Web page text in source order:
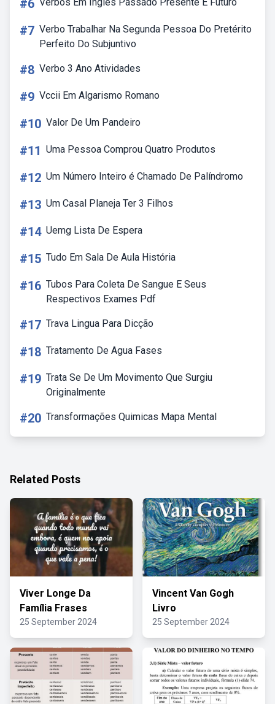
#6
#7 Verbo Trabalhar Na Segunda Pessoa Do Pretérito
Perfeito Do Subjuntivo
#8 Verbo 3 Ano Atividades
#9 Vccii Em Algarismo Romano
#10 Valor De Um Pandeiro
#11 Uma Pessoa Comprou Quatro Produtos
#12 Um Número Inteiro é Chamado De Palíndromo
#13 Um Casal Planeja Ter 3 Filhos
#14 Uemg Lista De Espera
#15 Tudo Em Sala De Aula História
#16 Tubos Para Coleta De Sangue E Seus
Respectivos Exames Pdf
#17 Trava Lingua Para Dicção
#18 Tratamento De Agua Fases
#19 Trata Se De Um Movimento Que Surgiu
Originalmente
#20 Transformações Quimicas Mapa Mental
Related Posts
Viver Longe Da
Família Frases
25 September 2024
Vincent Van Gogh
Livro
25 September 2024